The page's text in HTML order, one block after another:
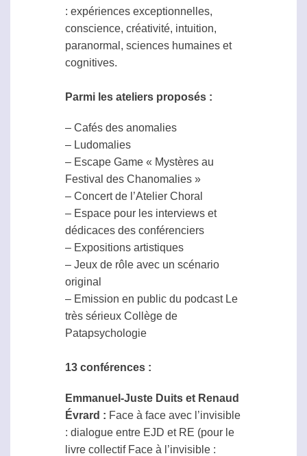
: expériences exceptionnelles,
conscience, créativité, intuition,
paranormal , sciences humaines et
cognitives.
Parmi les ateliers proposés :
– Cafés des anomalies
– Ludomalies
– Escape Game « Mystères au
Festival des Chanomalies »
– Concert de l’Atelier Choral
– Espace pour les interviews et
dédicaces des conférenciers
– Expositions artistiques
– Jeux de rôle avec un scénario
original
– Emission en public du podcast Le
très sérieux Collège de
Patapsychologie
13 conférences :
Emmanuel-Juste Duits et Renaud
Évrard : Face à face avec l’invisible
: dialogue entre EJD et RE (pour le
livre collectif Face à l’invisible :